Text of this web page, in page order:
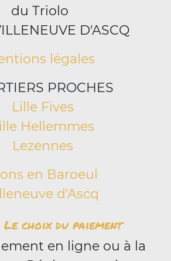
du Triolo
D'ASCQ
légales
PROCHES
Lille Fives
Hellemmes
Lezennes
en Baroeul
d'Ascq
Le choix du paiement
en ligne ou à la